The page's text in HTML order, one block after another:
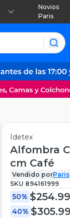
Novios
Paris
Idetex
Alfombra
cm Café
Vendido porParis
SKU 894161999
50%
40%